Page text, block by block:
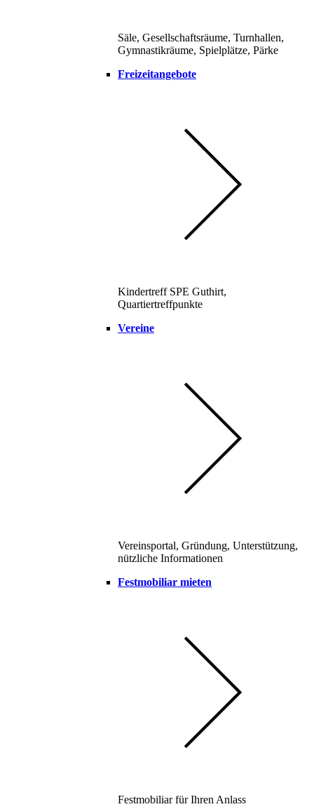
Säle, Gesellschaftsräume, Turnhallen,
Gymnastikräume, Spielplätze, Pärke
Freizeitangebote
Kindertreff SPE Guthirt,
Quartiertreffpunkte
Vereine
Vereinsportal, Gründung, Unterstützung,
nützliche Informationen
Festmobiliar mieten
Festmobiliar für Ihren Anlass